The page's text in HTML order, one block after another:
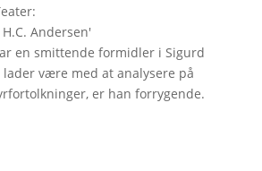
:
Andersen'
en smittende formidler i Sigurd
være med at analysere på
er han forrygende.